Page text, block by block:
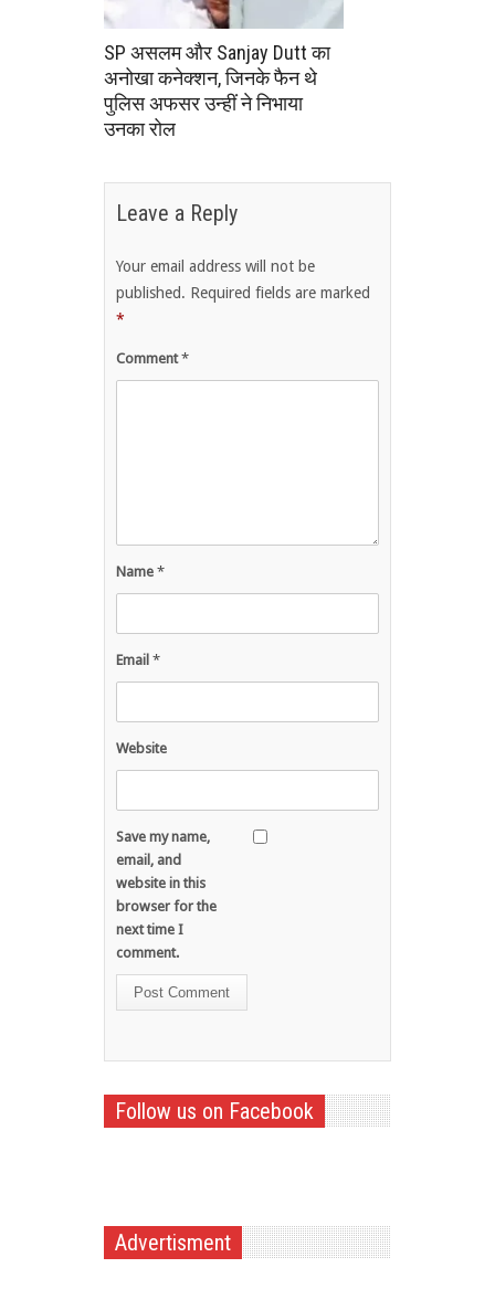
SP असलम और Sanjay Dutt का
अनोखा कनेक्शन, जिनके फैन थे
पुलिस अफसर उन्हीं ने निभाया
उनका रोल
Leave a Reply
Your email address will not be
published. Required fields are marked
*
Comment*
Name *
Email *
Website
Save my name,
email, and
website in this
browser for the
next time I
comment.
Follow us on Facebook
Advertisment